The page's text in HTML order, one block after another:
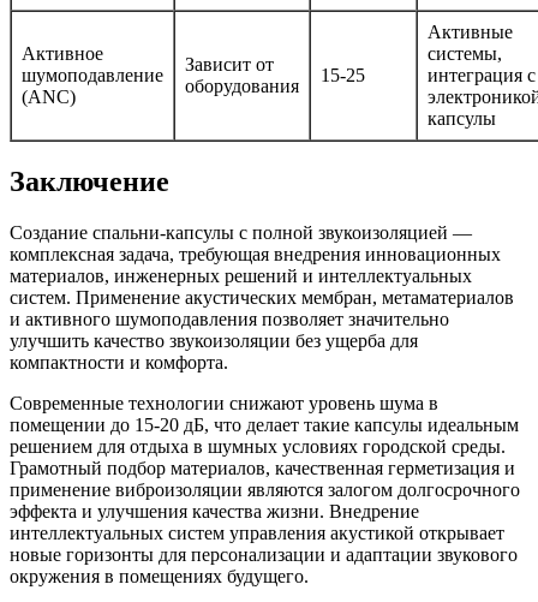
Активное
шумоподавление
(ANC)
Зависит от
оборудования
15-25
Активные
системы,
интеграция с
капсулы
Заключение
Создание спальни-капсулы с полной звукоизоляцией —
комплексная задача, требующая внедрения инновационных
материалов, инженерных решений и интеллектуальных
систем. Применение акустических мембран, метаматериалов
и активного шумоподавления позволяет значительно
улучшить качество звукоизоляции без ущерба для
компактности и комфорта.
Современные технологии снижают уровень шума в
помещении до 15-20 дБ, что делает такие капсулы идеальным
решением для отдыха в шумных условиях городской среды.
Грамотный подбор материалов, качественная герметизация и
применение виброизоляции являются залогом долгосрочного
эффекта и улучшения качества жизни. Внедрение
интеллектуальных систем управления акустикой открывает
новые горизонты для персонализации и адаптации звукового
окружения в помещениях будущего.